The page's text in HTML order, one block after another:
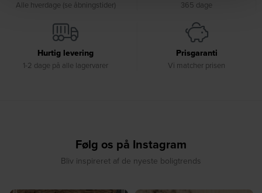
Alle hverdage (se åbningstider) 365 dage
Hurtig levering
1-2 dage på alle lagervarer
Prisgaranti
Vi matcher prisen
Følg os på Instagram
Bliv inspireret af de nyeste boligtrends